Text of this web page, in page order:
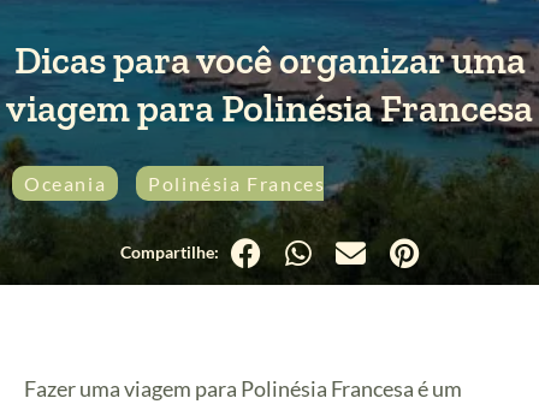
Dicas para você organizar uma
viagem para Polinésia Francesa
Oceania Polinésia Francesa Praia
Fazer uma viagem para Polinésia Francesa é um